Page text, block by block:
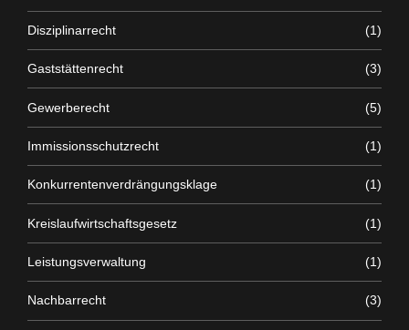
Disziplinarrecht (1)
Gaststättenrecht (3)
Gewerberecht (5)
Immissionsschutzrecht (1)
Konkurrentenverdrängungsklage (1)
Kreislaufwirtschaftsgesetz (1)
Leistungsverwaltung (1)
Nachbarrecht (3)